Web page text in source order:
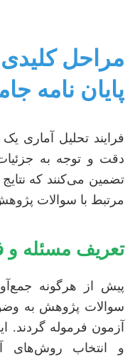
مراحل کلیدی
پایان نامه
فرایند تحلیل آماری
دقت و توجه به
تضمین می‌کنند که
مرتبط با سوالات
تعریف مسئله
پیش از هرگونه
سوالات پژوهش به
آزمون فرموله گردند.
و انتخاب